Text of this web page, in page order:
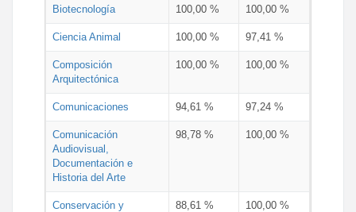
Biotecnología 100,00 % 100,00 %
Ciencia Animal 100,00 % 97,41 %
Composición
Arquitectónica
100,00 % 100,00 %
Comunicaciones 94,61 % 97,24 %
Comunicación
Audiovisual,
Documentación e
Historia del Arte
98,78 % 100,00 %
Conservación y
88,61 % 100,00 %